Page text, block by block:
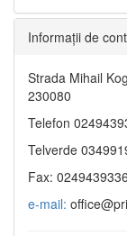
Informaţii de
Strada Mihail
230080
Telefon
Telverde
Fax: 0249439336
e-mail: